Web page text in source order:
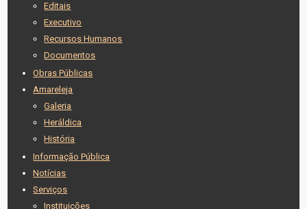
Editais
Executivo
Recursos Humanos
Documentos
Obras Públicas
Amareleja
Galeria
Heráldica
História
Informação Pública
Notícias
Serviços
Instituições